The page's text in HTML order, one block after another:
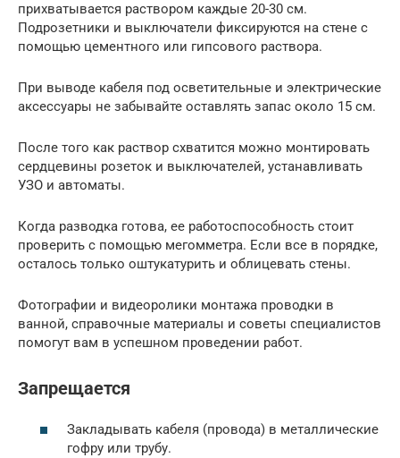
прихватывается раствором каждые 20-30 см.
Подрозетники и выключатели фиксируются на стене с
помощью цементного или гипсового раствора.
При выводе кабеля под осветительные и электрические
аксессуары не забывайте оставлять запас около 15 см.
После того как раствор схватится можно монтировать
сердцевины розеток и выключателей, устанавливать
УЗО и автоматы.
Когда разводка готова, ее работоспособность стоит
проверить с помощью мегомметра. Если все в порядке,
осталось только оштукатурить и облицевать стены.
Фотографии и видеоролики монтажа проводки в
ванной, справочные материалы и советы специалистов
помогут вам в успешном проведении работ.
Запрещается
Закладывать кабеля (провода) в металлические
гофру или трубу.